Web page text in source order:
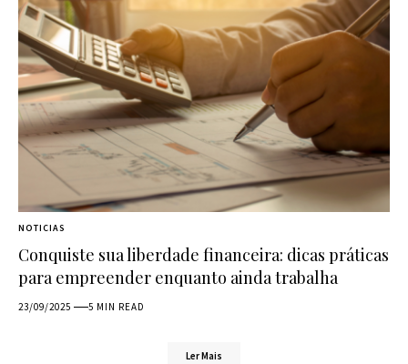
NOTICIAS
Conquiste sua liberdade financeira: dicas práticas
para empreender enquanto ainda trabalha
23/09/2025 5 MIN READ
Ler Mais